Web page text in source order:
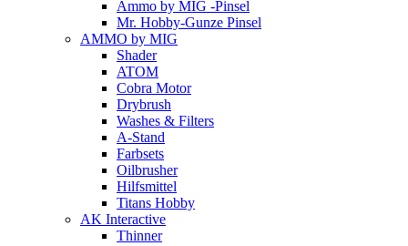
Ammo by MIG -Pinsel
Mr. Hobby-Gunze Pinsel
AMMO by MIG
Shader
ATOM
Cobra Motor
Drybrush
Washes & Filters
A-Stand
Farbsets
Oilbrusher
Hilfsmittel
Titans Hobby
AK Interactive
Thinner